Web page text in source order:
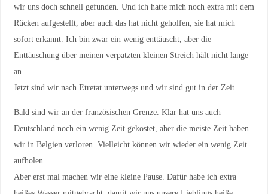
wir uns doch schnell gefunden. Und ich hatte mich noch extra mit dem
Rücken aufgestellt, aber auch das hat nicht geholfen, sie hat mich
sofort erkannt. Ich bin zwar ein wenig enttäuscht, aber die
Enttäuschung über meinen verpatzten kleinen Streich hält nicht lange
an.
Jetzt sind wir nach Etretat unterwegs und wir sind gut in der Zeit.
Bald sind wir an der französischen Grenze. Klar hat uns auch
Deutschland noch ein wenig Zeit gekostet, aber die meiste Zeit haben
wir in Belgien verloren. Vielleicht können wir wieder ein wenig Zeit
aufholen.
Aber erst mal machen wir eine kleine Pause. Dafür habe ich extra